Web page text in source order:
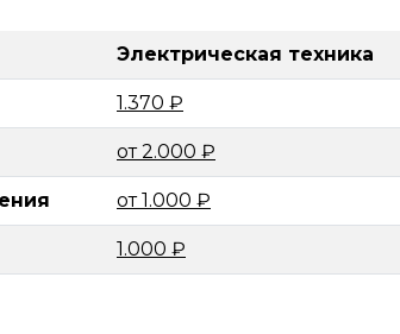
Электрическая техника
1.370 ₽
от 2.000 ₽
от 1.000 ₽
1.000 ₽